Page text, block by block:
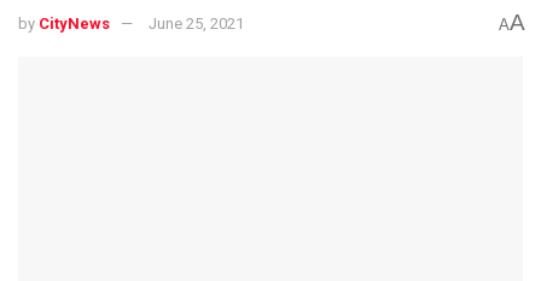
by CityNews June 25, 2021 AA